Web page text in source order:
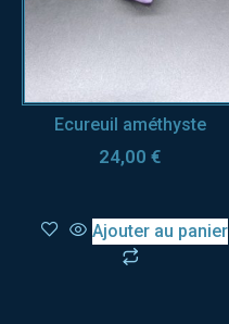
Ecureuil améthyste
24,00 €
Ajouter au panier